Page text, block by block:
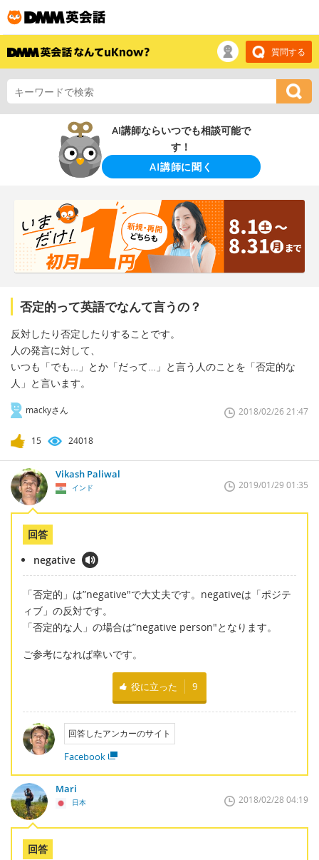
質問する
AI講師ならいつでも相談可能で
す！
AI講師に聞く
否定的って英語でなんて言うの？
反対したり否定したりすることです。
人の発言に対して、
いつも「でも…」とか「だって…」と言う人のことを「否定的な
人」と言います。
mackyさん 2018/02/26 21:47
15 24018
Vikash Paliwal
インド 2019/01/29 01:35
回答
negative
「否定的」は”negative"で大丈夫です。negativeは「ポジテ
ィブ」の反対です。
「否定的な人」の場合は”negative person"となります。
ご参考になれば幸いです。
役に立った 9
回答したアンカーのサイト
Facebook
Mari
日本 2018/02/28 04:19
回答